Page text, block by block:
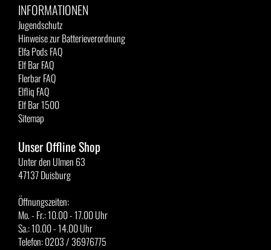
INFORMATIONEN
Jugendschutz
Hinweise zur Batterieverordnung
Elfa Pods FAQ
Elf Bar FAQ
Flerbar FAQ
Elfliq FAQ
Elf Bar 1500
Sitemap
Unser Offline Shop
Unter den Ulmen 63
47137 Duisburg
Öffnungszeiten:
Mo. - Fr.: 10.00 - 17.00 Uhr
Sa.: 10.00 - 14.00 Uhr
Telefon: 0203 / 36976775